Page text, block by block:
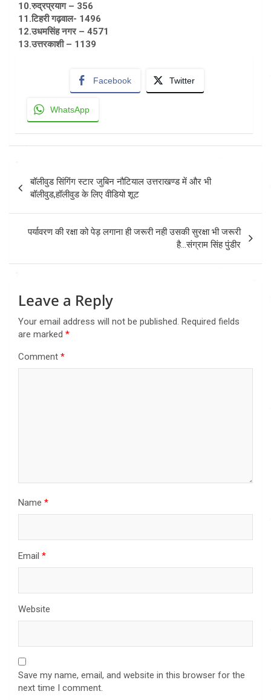
10.रुद्रप्रयाग – 356
11.टिहरी गढ़वाल- 1496
12.उधमसिंह नगर – 4571
13.उत्तरकाशी – 1139
Facebook Twitter
WhatsApp
Post
navigation
बॉलीवुड सिंगिंग स्टार जुबिन नौटियाल उत्तराखण्ड में और भी
बॉलीवुड,हॉलीवुड के लिए वीडियो शूट
पर्यावरण की रक्षा को पेड़ लगाना ही जरूरी नही उसकी सुरक्षा भी जरूरी
है…संग्राम सिंह पुंडीर
Leave a Reply
Your email address will not be published. Required fields
are marked *
Comment *
Name *
Email *
Website
Save my name, email, and website in this browser for the
next time I comment.